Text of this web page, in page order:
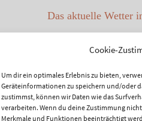
Cookie-
Um dir ein optimales Erlebnis zu bieten,
Geräteinformationen zu speichern und/oder
zustimmst, können wir Daten wie das
verarbeiten. Wenn du deine Zustimmung
Merkmale und Funktionen beeinträchtigt
Das aktuelle Wetter
ÖAMTC